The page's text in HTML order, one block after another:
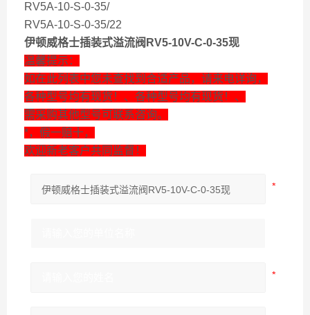
RV5A-10-S-0-35/
RV5A-10-S-0-35/22
伊顿威格士插装式溢流阀RV5-10V-C-0-35现
温馨提示：
如在此列表中您未查找到合适产品，请来电详询，
各种型号均有现货！、各种型号均有现货！、
需采购其他型号可联系咨询。
*，假一赔十，
欢迎新老客户共同监督！